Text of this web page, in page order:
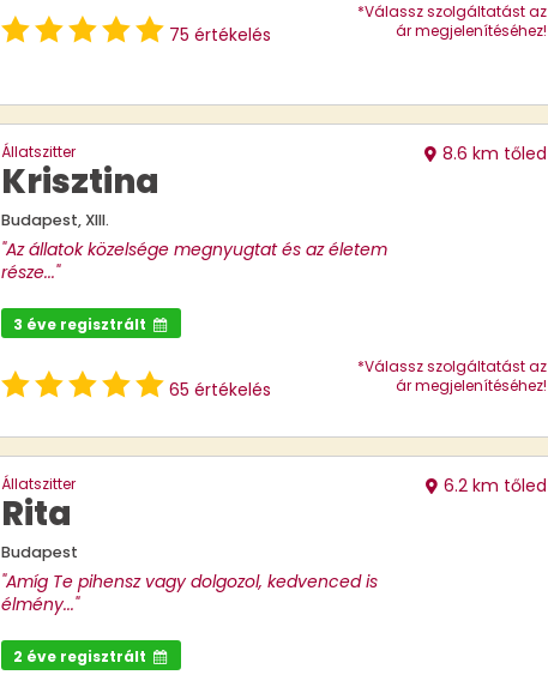
75 értékelés
*Válassz szolgáltatást az
ár megjelenítéséhez!
Állatszitter
Krisztina
Budapest, XIII.
8.6 km tőled
"Az állatok közelsége megnyugtat és az életem
része..."
3 éve regisztrált
65 értékelés
*Válassz szolgáltatást az
ár megjelenítéséhez!
Állatszitter
Rita
Budapest
6.2 km tőled
"Amíg Te pihensz vagy dolgozol, kedvenced is
élmény..."
2 éve regisztrált